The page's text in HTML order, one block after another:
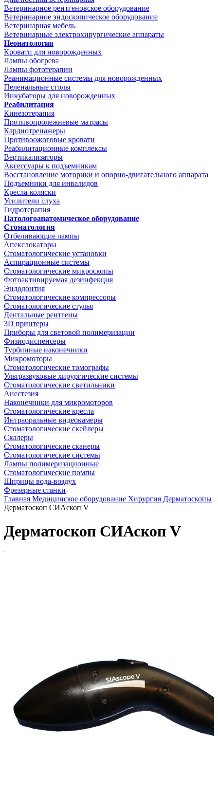
Ветеринарное рентгеновское оборудование
Ветеринарное эндоскопическое оборудование
Ветеринарная мебель
Ветеринарные электрохирургические аппараты
Неонатология
Кровати для новорожденных
Лампы обогрева
Лампы фототерапии
Реанимационные системы для новорожденных
Пеленальные столы
Инкубаторы для новорожденных
Реабилитация
Кинезотерапия
Противопролежневые матрасы
Кардиотренажеры
Противоожоговые кровати
Реабилитационные комплексы
Вертикализаторы
Аксессуары к подъемникам
Восстановление моторики и опорно-двигательного аппарата
Подъемники для инвалидов
Кресла-коляски
Усилители слуха
Гидротерапия
Патологоанатомическое оборудование
Стоматология
Отбеливающие лампы
Апекслокаторы
Стоматологические установки
Аспирационные системы
Стоматологические микроскопы
Фотоактивируемая дезинфекция
Эндодонтия
Стоматологические компрессоры
Стоматологические стулья
Дентальные рентгены
3D принтеры
Приборы для световой полимеризации
Физиодиспенсеры
Турбинные наконечники
Микромоторы
Стоматологические томографы
Ультразвуковые хирургические системы
Стоматологические светильники
Анестезия
Наконечники для микромоторов
Стоматологические кресла
Интраоральные видеокамеры
Стоматологические скейлеры
Скалеры
Стоматологические сканеры
Стоматологические системы
Лампы полимеризационные
Стоматологические помпы
Шприцы вода-воздух
Фрезерные станки
Главная Медицинское оборудование Хирургия Дерматоскопы
Дерматоскоп СИАскоп V
Дерматоскоп СИАскоп V